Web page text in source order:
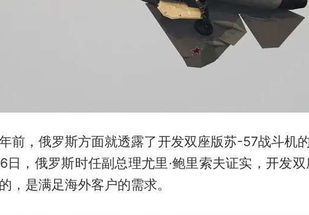
前，俄罗斯方面就透露了开发双座版苏-57战斗机
日，俄罗斯时任副总理尤里·鲍里索夫证实，开发
，是满足海外客户的需求。